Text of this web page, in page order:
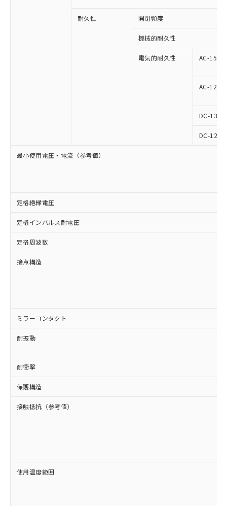
耐久性 開閉頻度
機械的耐久性
電気的耐久性 AC-15
AC-12
DC-13
DC-12
最小使用電圧・電流（参考値）
定格絶縁電圧
定格インパルス耐電圧
定格周波数
接点構造
ミラーコンタクト
耐振動
耐衝撃
保護構造
接触抵抗（参考値）
使用温度範囲